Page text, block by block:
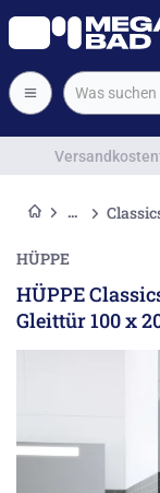
HÜPPE
HÜPPE
Gleittür 100 x